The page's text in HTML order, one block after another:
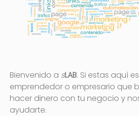
Bienvenido a sLAB. Si estas aquí
emprendedor o empresario que
hacer dinero con tu negocio y
ayudarte.